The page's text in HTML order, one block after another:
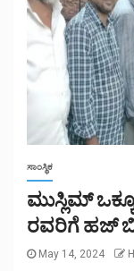
ಸಾಂಸ್ಥಿಕ
ಮುಸ್ಲಿಮ್
ರವರಿಗೆ ಹಜ್
May 14, 2024